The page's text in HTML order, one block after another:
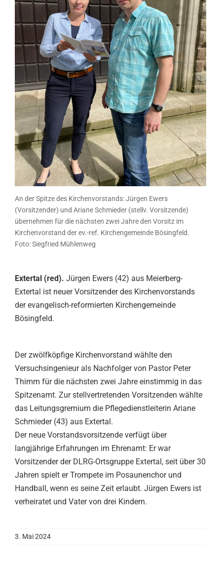
An der Spitze des Kirchenvorstands: Jürgen Ewers
(Vorsitzender) und Ariane Schmieder (stellv. Vorsitzende)
übernehmen für die nächsten zwei Jahre den Vorsitz im
Kirchenvorstand der ev.-ref. Kirchengemeinde Bösingfeld.
Foto: Siegfried Mühlenweg
Extertal (red). Jürgen Ewers (42) aus Meierberg-
Extertal ist neuer Vorsitzender des Kirchenvorstands
der evangelisch-reformierten Kirchengemeinde
Bösingfeld.
Der zwölfköpfige Kirchenvorstand wählte den
Versuchsingenieur als Nachfolger von Pastor Peter
Thimm für die nächsten zwei Jahre einstimmig in das
Spitzenamt. Zur stellvertretenden Vorsitzenden wählte
das Leitungsgremium die Pflegedienstleiterin Ariane
Schmieder (43) aus Extertal.
Der neue Vorstandsvorsitzende verfügt über
langjährige Erfahrungen im Ehrenamt: Er war
Vorsitzender der DLRG-Ortsgruppe Extertal, seit über 30
Jahren spielt er Trompete im Posaunenchor und
Handball, wenn es seine Zeit erlaubt. Jürgen Ewers ist
verheiratet und Vater von drei Kindern.
3. Mai 2024